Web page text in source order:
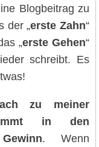
Blogbeitrag zu
der „erste Zahn“
„erste Gehen“
schreibt. Es
zu meiner
in den
. Wenn